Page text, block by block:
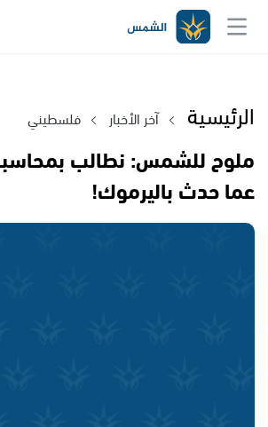
الرئيسية آخر الأخبار فلسطيني
ملوح للشمس: نطالب
عما حدث باليرموك!